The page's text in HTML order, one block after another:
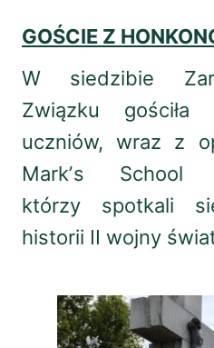
GOŚCIE Z
W siedzibie
Związku
uczniów, wraz z
Markʼs School
którzy spotkali
historii II wojny